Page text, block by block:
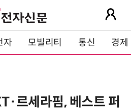
자 모빌리티 통신 경제
르세라핌, 베스트 퍼